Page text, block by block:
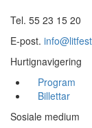
Tel. 55 23 15 20
E-post.
Hurtignavigering
Program
Billettar
Sosiale medium